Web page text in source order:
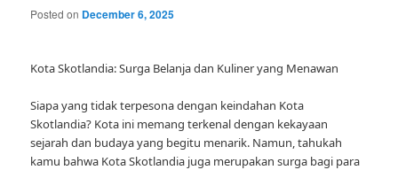
Posted on December 6, 2025
Kota Skotlandia: Surga Belanja dan Kuliner yang Menawan
Siapa yang tidak terpesona dengan keindahan Kota
Skotlandia? Kota ini memang terkenal dengan kekayaan
sejarah dan budaya yang begitu menarik. Namun, tahukah
kamu bahwa Kota Skotlandia juga merupakan surga bagi para